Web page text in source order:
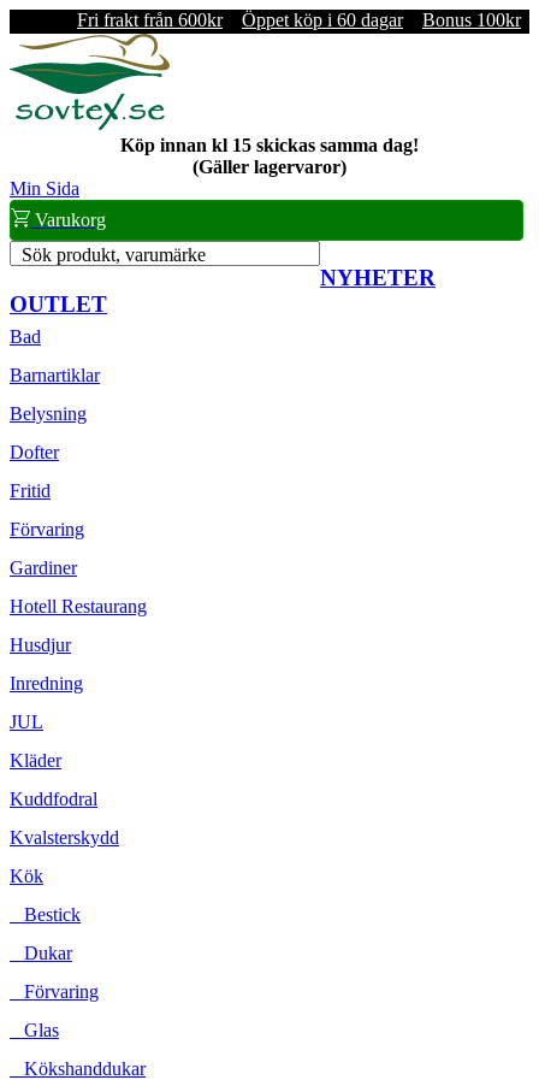
Fri frakt från 600kr Öppet köp i 60 dagar Bonus 100kr
Köp innan kl 15 skickas samma dag!
(Gäller lagervaror)
Min Sida
Varukorg
Sök produkt, varumärke
NYHETER
OUTLET
Bad
Barnartiklar
Belysning
Dofter
Fritid
Förvaring
Gardiner
Hotell Restaurang
Husdjur
Inredning
JUL
Kläder
Kuddfodral
Kvalsterskydd
Kök
Bestick
Dukar
Förvaring
Glas
Kökshanddukar